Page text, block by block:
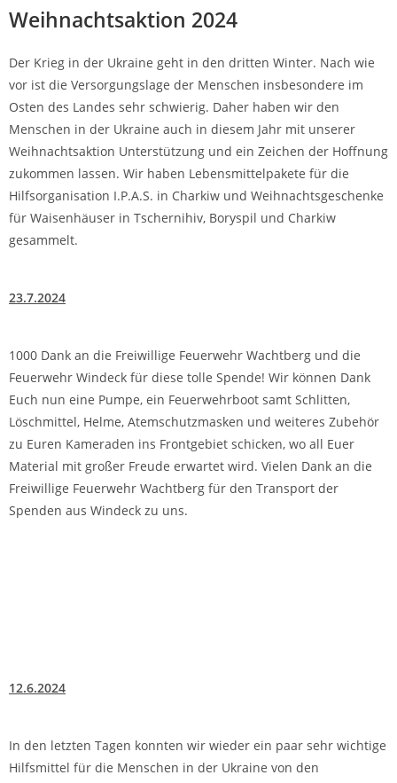
Weihnachtsaktion 2024
Der Krieg in der Ukraine geht in den dritten Winter. Nach wie
vor ist die Versorgungslage der Menschen insbesondere im
Osten des Landes sehr schwierig. Daher haben wir den
Menschen in der Ukraine auch in diesem Jahr mit unserer
Weihnachtsaktion Unterstützung und ein Zeichen der Hoffnung
zukommen lassen. Wir haben Lebensmittelpakete für die
Hilfsorganisation I.P.A.S. in Charkiw und Weihnachtsgeschenke
für Waisenhäuser in Tschernihiv, Boryspil und Charkiw
gesammelt.
23.7.2024
1000 Dank an die Freiwillige Feuerwehr Wachtberg und die
Feuerwehr Windeck für diese tolle Spende! Wir können Dank
Euch nun eine Pumpe, ein Feuerwehrboot samt Schlitten,
Löschmittel, Helme, Atemschutzmasken und weiteres Zubehör
zu Euren Kameraden ins Frontgebiet schicken, wo all Euer
Material mit großer Freude erwartet wird. Vielen Dank an die
Freiwillige Feuerwehr Wachtberg für den Transport der
Spenden aus Windeck zu uns.
12.6.2024
In den letzten Tagen konnten wir wieder ein paar sehr wichtige
Hilfsmittel für die Menschen in der Ukraine von den